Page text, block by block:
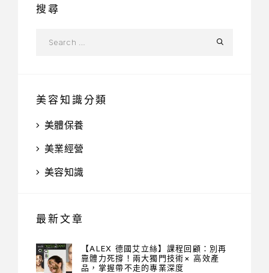
搜尋
美容知識分類
美體保養
美業經營
美容知識
最新文章
【ALEX 德國艾立絲】課程回顧：別再
靠體力死撐！兩大獨門技術× 高效產
品，掌握帶不走的專業深度